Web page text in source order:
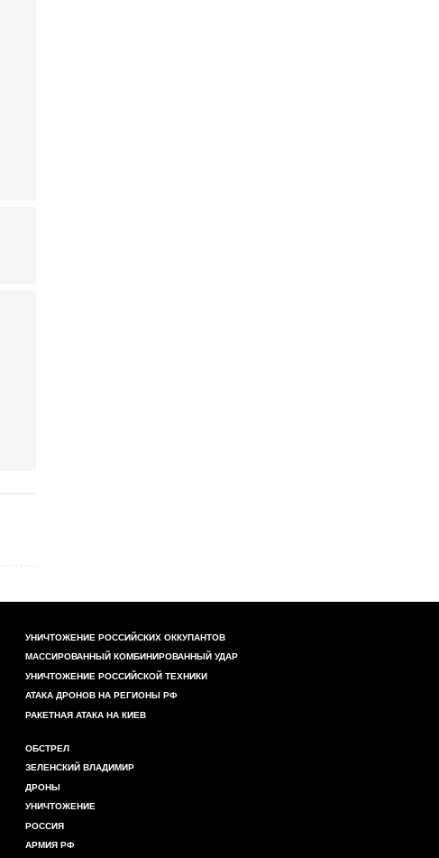
УНИЧТОЖЕНИЕ РОССИЙСКИХ ОККУПАНТОВ
МАССИРОВАННЫЙ КОМБИНИРОВАННЫЙ УДАР
УНИЧТОЖЕНИЕ РОССИЙСКОЙ ТЕХНИКИ
АТАКА ДРОНОВ НА РЕГИОНЫ РФ
РАКЕТНАЯ АТАКА НА КИЕВ
ОБСТРЕЛ
ЗЕЛЕНСКИЙ ВЛАДИМИР
ДРОНЫ
УНИЧТОЖЕНИЕ
РОССИЯ
АРМИЯ РФ